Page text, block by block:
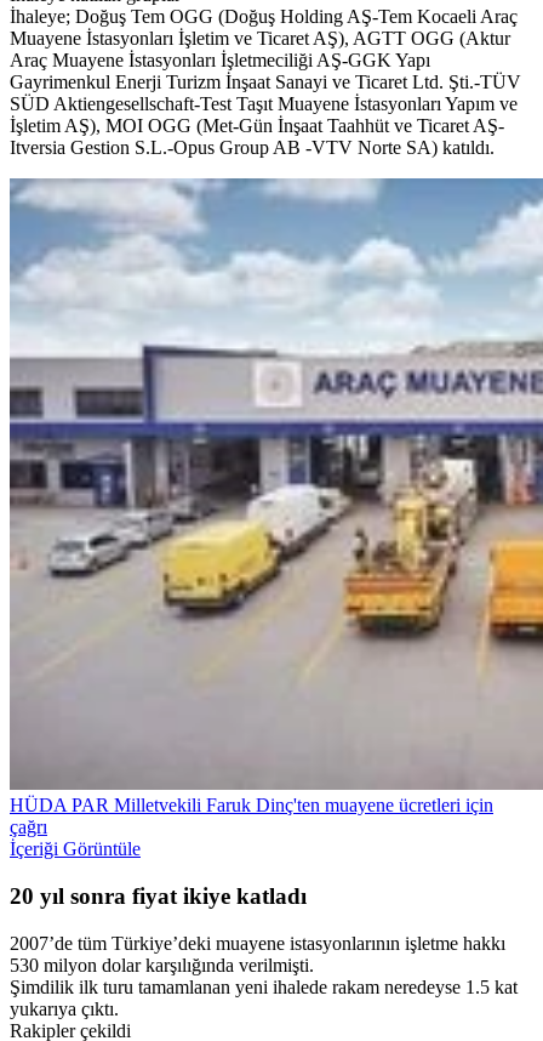
İhaleye; Doğuş Tem OGG (Doğuş Holding AŞ-Tem Kocaeli Araç
Muayene İstasyonları İşletim ve Ticaret AŞ), AGTT OGG (Aktur
Araç Muayene İstasyonları İşletmeciliği AŞ-GGK Yapı
Gayrimenkul Enerji Turizm İnşaat Sanayi ve Ticaret Ltd. Şti.-TÜV
SÜD Aktiengesellschaft-Test Taşıt Muayene İstasyonları Yapım ve
İşletim AŞ), MOI OGG (Met-Gün İnşaat Taahhüt ve Ticaret AŞ-
Itversia Gestion S.L.-Opus Group AB -VTV Norte SA) katıldı.
HÜDA PAR Milletvekili Faruk Dinç'ten muayene ücretleri için
çağrı
İçeriği Görüntüle
20 yıl sonra fiyat ikiye katladı
2007’de tüm Türkiye’deki muayene istasyonlarının işletme hakkı
530 milyon dolar karşılığında verilmişti.
Şimdilik ilk turu tamamlanan yeni ihalede rakam neredeyse 1.5 kat
yukarıya çıktı.
Rakipler çekildi